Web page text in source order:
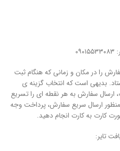
را در مکان و زمانی که هنگام ثبت
بدیهی است که انتخاب گزینه ی
سفارش به هر نقطه ای را تسریع
ارسال سریع سفارش، پرداخت وجه
کارت به کارت انجام دهید.
تایر: